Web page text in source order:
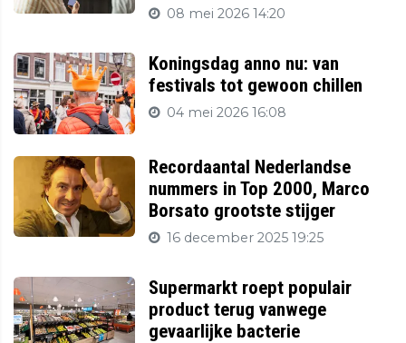
08 mei 2026 14:20
Koningsdag anno nu: van
festivals tot gewoon chillen
04 mei 2026 16:08
Recordaantal Nederlandse
nummers in Top 2000, Marco
Borsato grootste stijger
16 december 2025 19:25
Supermarkt roept populair
product terug vanwege
gevaarlijke bacterie